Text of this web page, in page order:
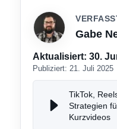
Gabe
Aktualisiert: 30.
Publiziert: 21. Juli 2025
TikTok,
Strategien
Kurzvideos